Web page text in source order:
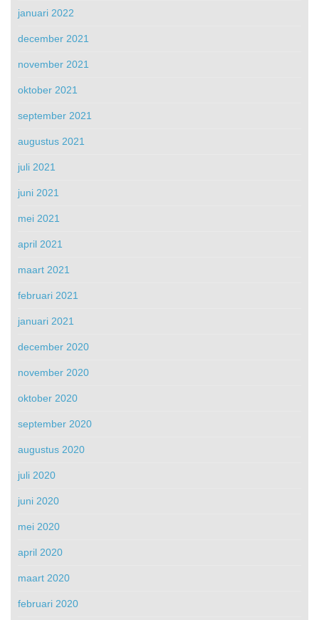
januari 2022
december 2021
november 2021
oktober 2021
september 2021
augustus 2021
juli 2021
juni 2021
mei 2021
april 2021
maart 2021
februari 2021
januari 2021
december 2020
november 2020
oktober 2020
september 2020
augustus 2020
juli 2020
juni 2020
mei 2020
april 2020
maart 2020
februari 2020